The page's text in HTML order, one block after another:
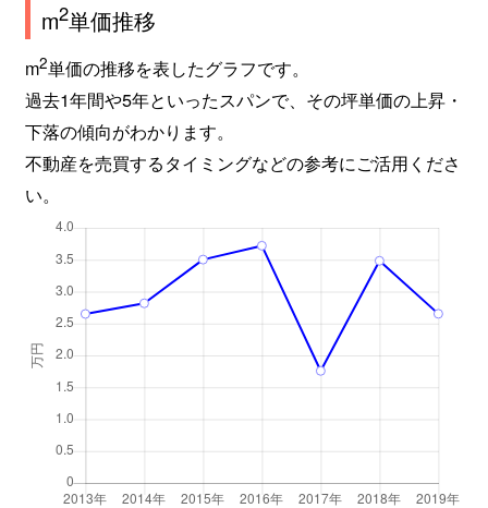
m2単価推移
m2単価の推移を表したグラフです。
過去1年間や5年といったスパンで、その坪単価の上昇・
下落の傾向がわかります。
不動産を売買するタイミングなどの参考にご活用くださ
い。